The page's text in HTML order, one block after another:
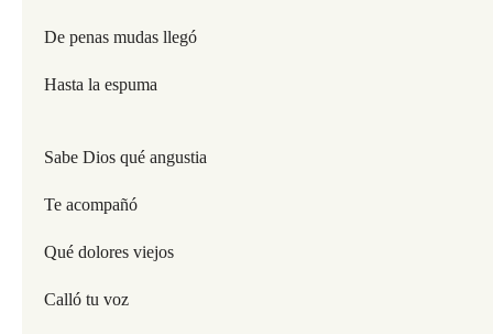
De penas mudas llegó
Hasta la espuma
Sabe Dios qué angustia
Te acompañó
Qué dolores viejos
Calló tu voz